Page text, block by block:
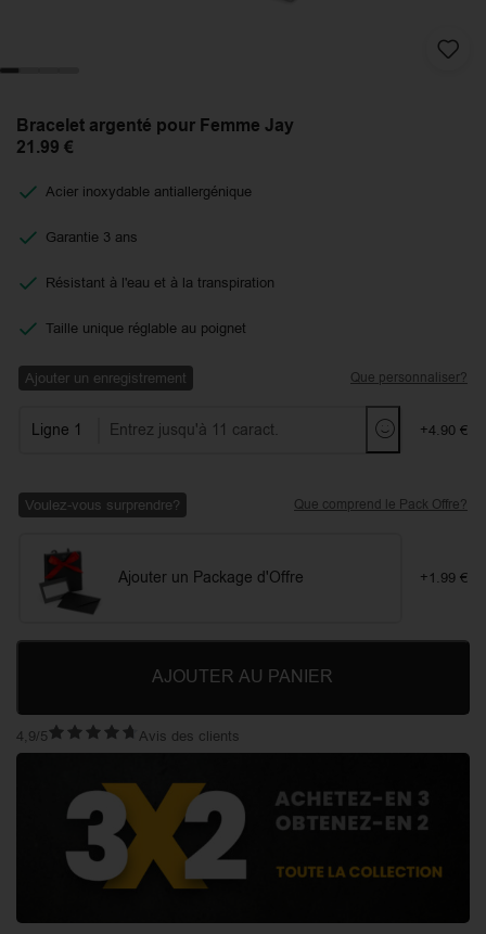
Bracelet argenté pour Femme Jay
21.99 €
Acier inoxydable antiallergénique
Garantie 3 ans
Résistant à l'eau et à la transpiration
Taille unique réglable au poignet
Ajouter un enregistrement Que personnaliser?
Ligne 1 +4.90 €
Voulez-vous surprendre? Que comprend le Pack Offre?
Ajouter un Package d'Offre +1.99 €
AJOUTER AU PANIER
4,9/5 Avis des clients